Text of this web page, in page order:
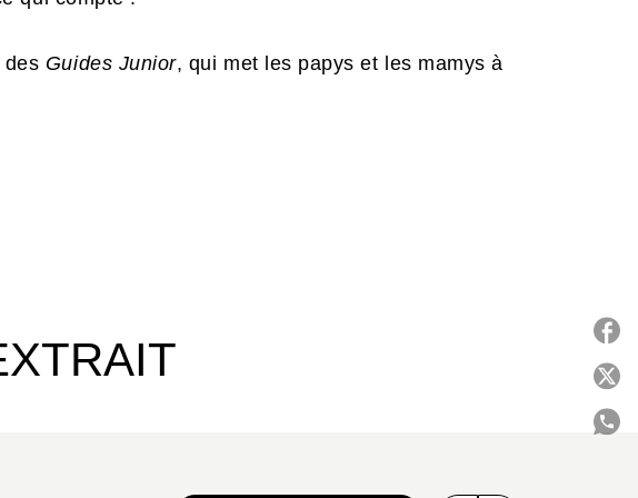
des Guides Junior, qui met les papys et les mamys à